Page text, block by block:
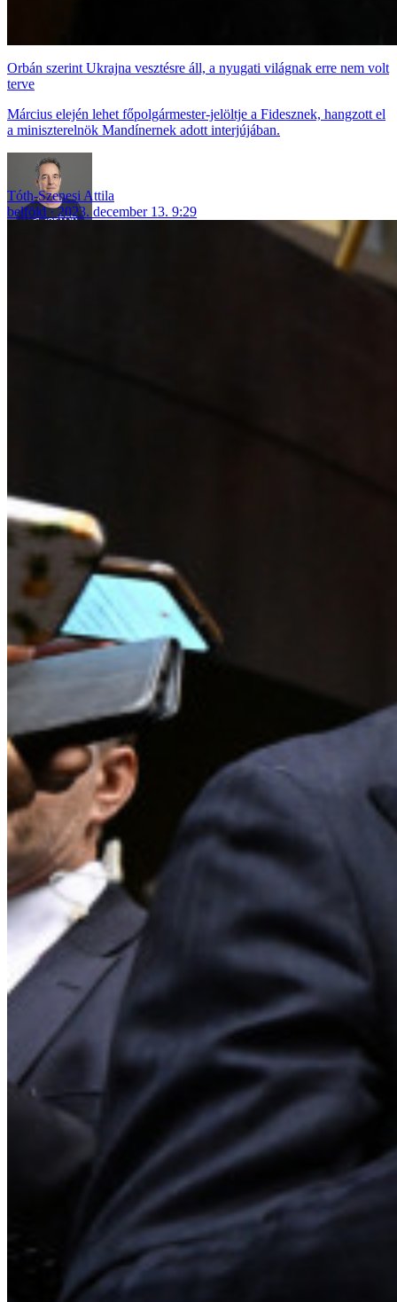
Orbán szerint Ukrajna vesztésre áll, a nyugati világnak erre nem volt
terve
Március elején lehet főpolgármester-jelöltje a Fidesznek, hangzott el
a miniszterelnök Mandínernek adott interjújában.
Tóth-Szenesi Attila
belföld
2023. december 13. 9:29